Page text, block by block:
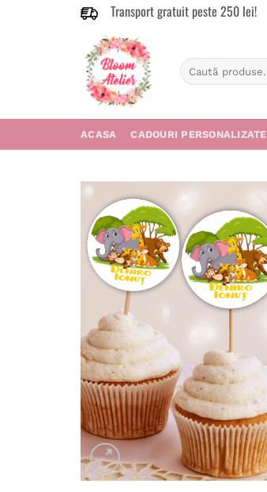
Transport gratuit peste 250 lei!
Caută
după:
ACASA CADOURI PERSONALIZATE